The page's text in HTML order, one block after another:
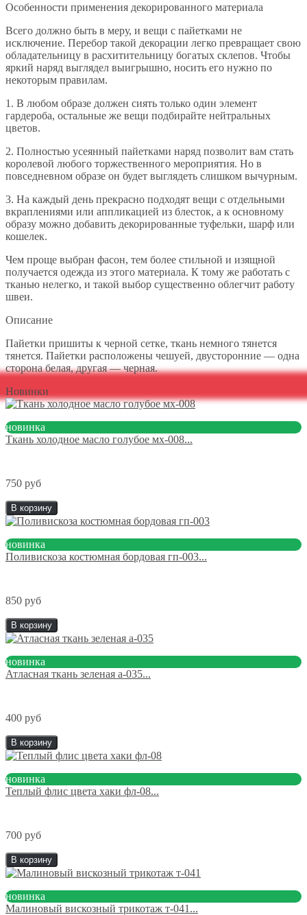
Особенности применения декорированного материала
Всего должно быть в меру, и вещи с пайетками не
исключение. Перебор такой декорации легко превращает свою
обладательницу в расхитительницу богатых склепов. Чтобы
яркий наряд выглядел выигрышно, носить его нужно по
некоторым правилам.
1. В любом образе должен сиять только один элемент
гардероба, остальные же вещи подбирайте нейтральных
цветов.
2. Полностью усеянный пайетками наряд позволит вам стать
королевой любого торжественного мероприятия. Но в
повседневном образе он будет выглядеть слишком вычурным.
3. На каждый день прекрасно подходят вещи с отдельными
вкраплениями или аппликацией из блесток, а к основному
образу можно добавить декорированные туфельки, шарф или
кошелек.
Чем проще выбран фасон, тем более стильной и изящной
получается одежда из этого материала. К тому же работать с
тканью нелегко, и такой выбор существенно облегчит работу
швеи.
Описание
Пайетки пришиты к черной сетке, ткань немного тянется
тянется. Пайетки расположены чешуей, двусторонние — одна
сторона белая, другая — черная.
Новинки
новинка
Ткань холодное масло голубое мх-008...
750 руб
В корзину
новинка
Поливискоза костюмная бордовая гп-003...
850 руб
В корзину
новинка
Атласная ткань зеленая а-035...
400 руб
В корзину
новинка
Теплый флис цвета хаки фл-08...
700 руб
В корзину
новинка
Малиновый вискозный трикотаж т-041...